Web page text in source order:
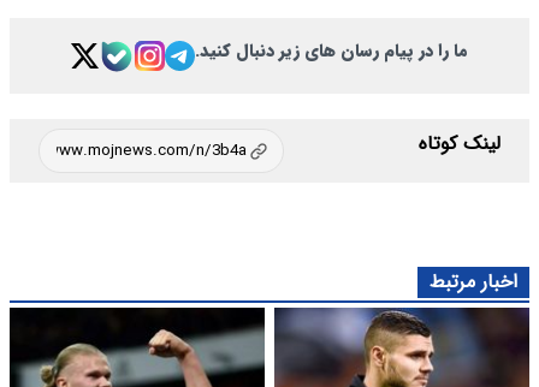
ما را در پیام رسان های زیر دنبال کنید.
لینک کوتاه
اخبار مرتبط